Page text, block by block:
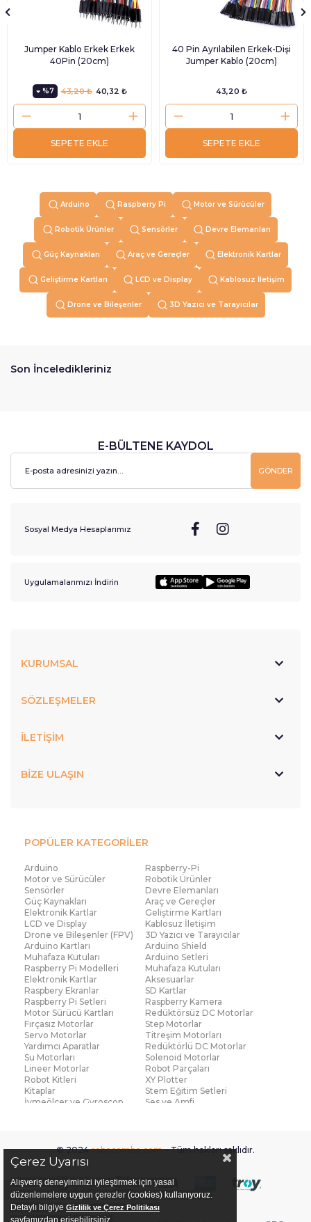
Jumper Kablo Erkek Erkek
40Pin (20cm)
%7 40,32 ₺
43,20 ₺
SEPETE EKLE
40 Pin Ayrılabilen Erkek-Dişi
Jumper Kablo (20cm)
43,20 ₺
SEPETE EKLE
Arduino Raspberry Pi Motor ve Sürücüler
Robotik Ürünler Sensörler Devre Elemanları
Güç Kaynakları Araç ve Gereçler Elektronik Kartlar
Geliştirme Kartları LCD ve Display Kablosuz İletişim
Drone ve Bileşenler 3D Yazıcı ve Tarayıcılar
Son İnceledikleriniz
E-BÜLTENE KAYDOL
GÖNDER
Sosyal Medya Hesaplarımız
Uygulamalarımızı İndirin
KURUMSAL
SÖZLEŞMELER
İLETİŞİM
BİZE ULAŞIN
POPÜLER KATEGORİLER
Arduino
Raspberry-Pi
Motor ve Sürücüler
Robotik Ürünler
Sensörler
Devre Elemanları
Güç Kaynakları
Araç ve Gereçler
Elektronik Kartlar
Geliştirme Kartları
LCD ve Display
Kablosuz İletişim
Drone ve Bileşenler (FPV)
3D Yazıcı ve Tarayıcılar
Arduino Kartları
Arduino Shield
Muhafaza Kutuları
Arduino Setleri
Raspberry Pi Modelleri
Muhafaza Kutuları
Elektronik Kartlar
Aksesuarlar
Raspbery Ekranlar
SD Kartlar
Raspberry Pi Setleri
Raspberry Kamera
Motor Sürücü Kartları
Redüktörsüz DC Motorlar
Fırçasız Motorlar
Step Motorlar
Servo Motorlar
Titreşim Motorları
Yardımcı Aparatlar
Redüktörlü DC Motorlar
Su Motorları
Solenoid Motorlar
Lineer Motorlar
Robot Parçaları
Robot Kitleri
XY Plotter
Kitaplar
Stem Eğitim Setleri
İvmeölçer ve Gyroscop
Ses ve Amfi
Voltaj ve Akım
Titreşim
Basınç ve Kuvvet
Manyetik ve Hall Effect
Mesafe, Çizgi ve Hareket
Sıcaklık ve Nem
Ateş Algılayıcı
Ağırlık
Diğer Sensörler
Sigortalar
PCB Levha ve Bakır
Fan ve Soğutucular
© 2024 robocombo.com - Tüm hakları saklıdır.
Çerez Uyarısı
Alışveriş deneyiminizi iyileştirmek için yasal
düzenlemelere uygun çerezler (cookies) kullanıyoruz.
Detaylı bilgiye Gizlilik ve Çerez Politikası
sayfamızdan erişebilirsiniz.